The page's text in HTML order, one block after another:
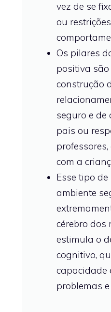
vez de se
ou
Os pilares
positiva
construção
seguro e de
pais ou
com a
Esse tipo
ambiente
cérebro dos
estimula o
cognitivo,
capacidade
problemas